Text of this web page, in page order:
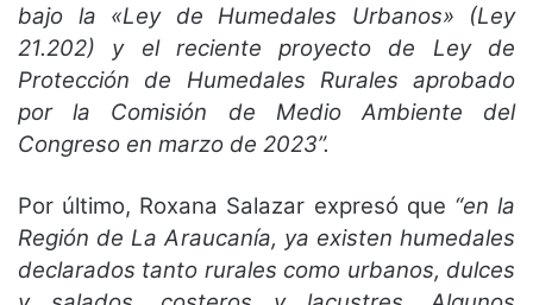
bajo la «Ley de Humedales Urbanos» (Ley
21.202) y el reciente proyecto de Ley de
Protección de Humedales Rurales aprobado
por la Comisión de Medio Ambiente del
Congreso en marzo de 2023”.
Por último, Roxana Salazar expresó que “en la
Región de La Araucanía, ya existen humedales
declarados tanto rurales como urbanos, dulces